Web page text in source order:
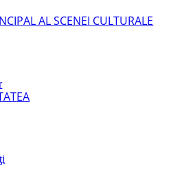
AL SCENEI CULTURALE